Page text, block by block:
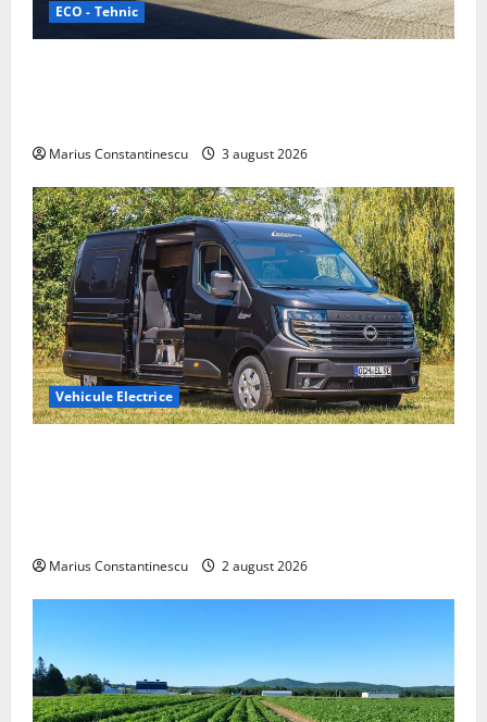
ECO - Tehnic
Marius Constantinescu 3 august 2026
Vehicule Electrice
Marius Constantinescu 2 august 2026